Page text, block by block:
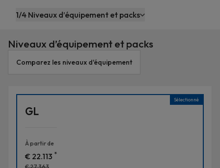
contenu
1/4 Niveaux d’équipement et packs
Niveaux d’équipement et packs
Comparez les niveaux d'équipement
Sélectionné
GL
À partir de
€ 22.113 *